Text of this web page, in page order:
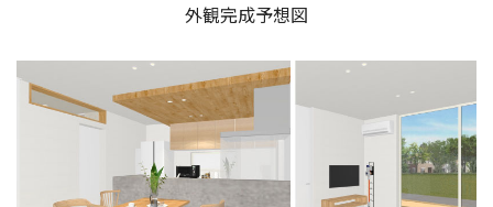
外観完成予想図